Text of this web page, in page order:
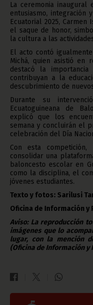
La ceremonia inaugural
entusiasmo, integración
Ecuatorial 2025,
el saque de honor,
la cultura a las
El acto contó
Michá, quien asistió en
destacó la
contribuyan a la
descubrimiento de
Durante su
Ecuatoguineana de
explicó que los
semana y concluirán el
celebración del Día
Con esta competición,
consolidar una
baloncesto escolar en
como la disciplina, el
jóvenes estudiantes.
Texto y fotos: Sarilusi
Oficina de Información y
Aviso: La reproducción
imágenes que lo
lugar, con la mención
(Oficina de Información y